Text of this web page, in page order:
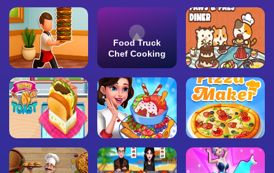
Food Truck
Chef Cooking